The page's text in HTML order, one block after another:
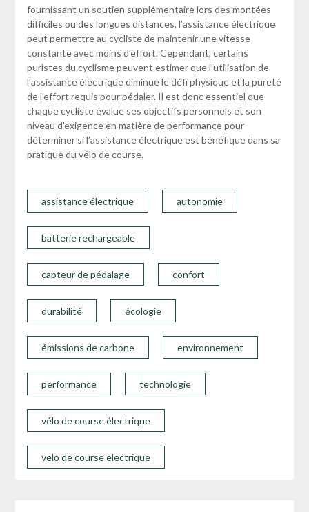
fournissant un soutien supplémentaire lors des montées
difficiles ou des longues distances, l’assistance électrique
peut permettre au cycliste de maintenir une vitesse
constante avec moins d’effort. Cependant, certains
puristes du cyclisme peuvent estimer que l’utilisation de
l’assistance électrique diminue le défi physique et la pureté
de l’effort requis pour pédaler. Il est donc essentiel que
chaque cycliste évalue ses objectifs personnels et son
niveau d’exigence en matière de performance pour
déterminer si l’assistance électrique est bénéfique dans sa
pratique du vélo de course.
assistance électrique autonomie
batterie rechargeable
capteur de pédalage confort
durabilité écologie
émissions de carbone environnement
performance technologie
vélo de course électrique
velo de course electrique